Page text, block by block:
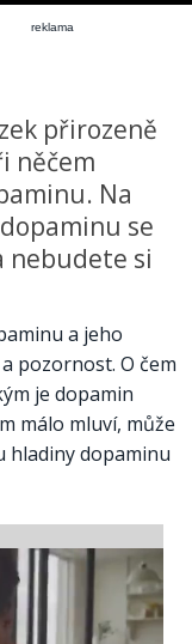
reklama
přirozeně
něčem
Na
se
nebudete si
a jeho
pozornost. O čem
je dopamin
málo mluví, může
hladiny dopaminu